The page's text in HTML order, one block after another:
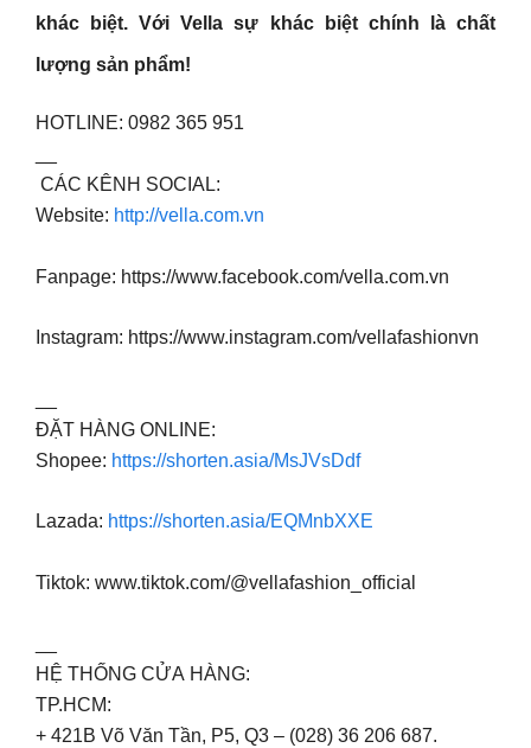
khác biệt. Với Vella sự khác biệt chính là chất
lượng sản phẩm!
HOTLINE: 0982 365 951
CÁC KÊNH SOCIAL:
Website: http://vella.com.vn
Fanpage: https://www.facebook.com/vella.com.vn
Instagram: https://www.instagram.com/vellafashionvn
ĐẶT HÀNG ONLINE:
Shopee: https://shorten.asia/MsJVsDdf
Lazada: https://shorten.asia/EQMnbXXE
Tiktok: www.tiktok.com/@vellafashion_official
HỆ THỐNG CỬA HÀNG:
TP.HCM:
+ 421B Võ Văn Tần, P5, Q3 – (028) 36 206 687.